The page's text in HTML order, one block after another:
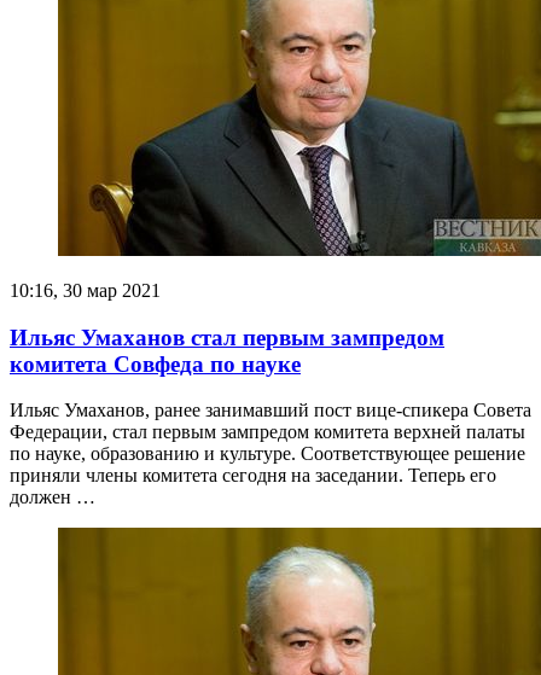
10:16, 30 мар 2021
Ильяс Умаханов стал первым зампредом
комитета Совфеда по науке
Ильяс Умаханов, ранее занимавший пост вице-спикера Совета
Федерации, стал первым зампредом комитета верхней палаты
по науке, образованию и культуре. Соответствующее решение
приняли члены комитета сегодня на заседании. Теперь его
должен …